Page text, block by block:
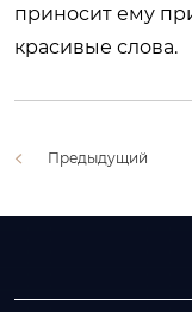
приносит ему
красивые слова.
Предыдущий